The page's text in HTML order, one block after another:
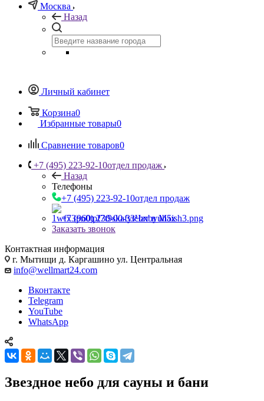
Москва
Назад
Личный кабинет
Корзина0
Избранные товары0
Сравнение товаров0
+7 (495) 223-92-10отдел продаж
Назад
Телефоны
+7 (495) 223-92-10отдел продаж
+7 (960) 230-00-33Чат в Max
Заказать звонок
Контактная информация
г. Мытищи д. Каргашино ул. Центральная
info@wellmart24.com
Вконтакте
Telegram
YouTube
WhatsApp
Звездное небо для сауны и бани